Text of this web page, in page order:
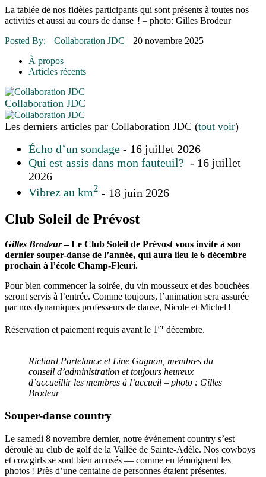
16 juillet 2026 | CULTURE
16 juillet 2026 | POLITIQUE
16 juillet 2026 | COMMUNAUTAIRE
La tablée de nos fidèles participants qui sont présents à toutes nos
activités et aussi au cours de danse ! – photo: Gilles Brodeur
Posted By:
Collaboration JDC
20 novembre 2025
À propos
Articles récents
Collaboration JDC
Les derniers articles par Collaboration JDC (tout voir)
Écho d’un sondage - 16 juillet 2026
Qui est assis dans mon fauteuil? - 16 juillet
2026
Vibrez au km2 - 18 juin 2026
Club Soleil de Prévost
Gilles Brodeur– Le Club Soleil de Prévost vous invite à son
dernier souper-danse de l’année, qui aura lieu le 6 décembre
prochain à l’école Champ-Fleuri.
Pour bien commencer la soirée, du vin mousseux et des bouchées
seront servis à l’entrée. Comme toujours, l’animation sera assurée
par nos dynamiques professeurs de danse, Nicole et Michel !
Réservation et paiement requis avant le 1erdécembre.
Richard Portelance et Line Gagnon, membres du
conseil d’administration et toujours heureux
d’accueillir les membres à l’accueil – photo : Gilles
Brodeur
Souper-danse country
Le samedi 8 novembre dernier, notre événement country s’est
déroulé au club de golf de la Vallée de Sainte-Adèle. Nos cowboys
et cowgirls se sont bien amusés — comme en témoignent les
photos ! Près d’une centaine de personnes étaient présentes.